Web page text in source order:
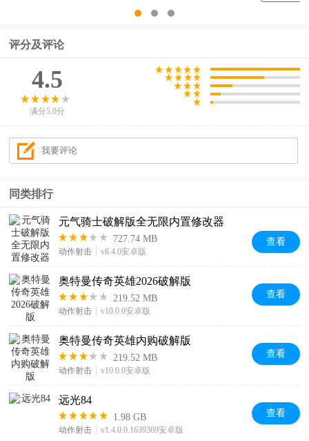
评分及评论
4.5
满分5.0分
同类排行
元气骑士破解版全无限内置修改器
727.74 MB
动作射击 v8.4.0安卓版
查看
奥特曼传奇英雄2026破解版
219.52 MB
动作射击 v10.0.0安卓版
查看
奥特曼传奇英雄内购破解版
219.52 MB
动作射击 v10.0.0安卓版
查看
远光84
1.98 GB
动作射击 v1.4.0.0.1639369安卓版
查看